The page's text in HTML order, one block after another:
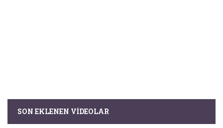
SON EKLENEN VIDEOLAR